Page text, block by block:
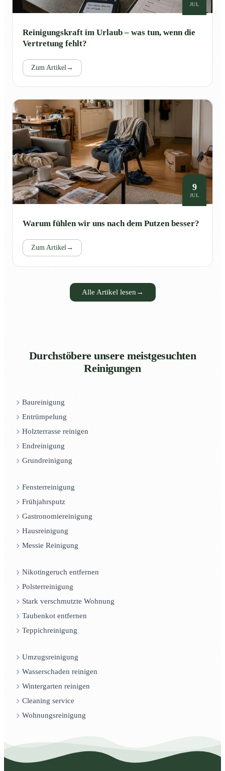
JUL
Reinigungskraft im Urlaub – was tun, wenn die
Vertretung fehlt?
Zum Artikel→
9
JUL
Warum fühlen wir uns nach dem Putzen besser?
Zum Artikel→
Alle Artikel lesen →
Durchstöbere unsere meistgesuchten
Reinigungen
Baureinigung
Entrümpelung
Holzterrasse reinigen
Endreinigung
Grundreinigung
Fensterreinigung
Frühjahrsputz
Gastronomiereinigung
Hausreinigung
Messie Reinigung
Nikotingeruch entfernen
Polsterreinigung
Stark verschmutzte Wohnung
Taubenkot entfernen
Teppichreinigung
Umzugsreinigung
Wasserschaden reinigen
Wintergarten reinigen
Cleaning service
Wohnungsreinigung